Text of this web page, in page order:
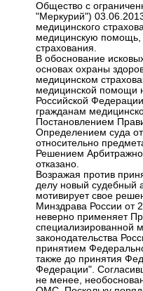
Общество с
"Меркурий")
медицинского
медицинскую помощь,
страхования.
В обоснование
основах охраны
медицинском
медицинской помощи
Российской
гражданам
Постановлением
Определением суда от
относительно
Решением
отказано.
Возражая против
делу новый судебный
мотивирует свое
Минздрава России от
неверно применяет
специализированной
законодательства
принятием
также до принятия
Федерации".
не менее,